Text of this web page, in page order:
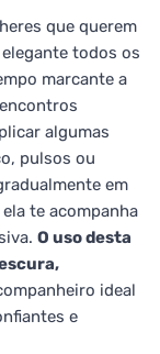
que querem
todos os
marcante a
algumas
pulsos ou
em
te acompanha
O uso desta
ideal
e